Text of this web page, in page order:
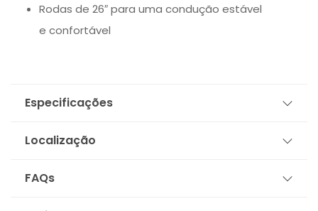
Rodas de 26″ para uma condução estável
e confortável
Especificações
Localização
FAQs